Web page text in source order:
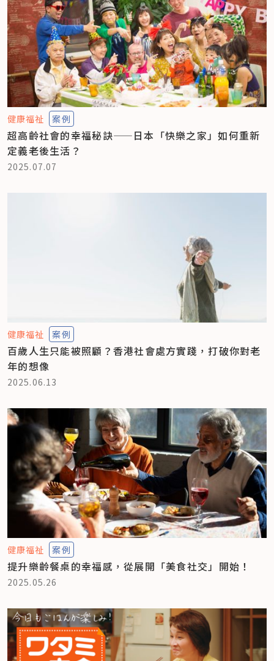
健康福祉 案例
超高齡社會的幸福秘訣——日本「快樂之家」如何重新
定義老後生活？
2025.07.07
健康福祉 案例
百歲人生只能被照顧？香港社會處方實踐，打破你對老
年的想像
2025.06.13
健康福祉 案例
提升樂齡餐桌的幸福感，從展開「美食社交」開始！
2025.05.26